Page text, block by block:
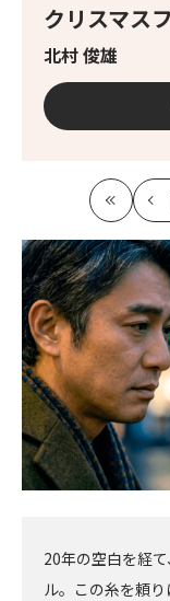
クリスマス
北村 俊雄
最
初
20年の空白を経
ル。この糸を頼